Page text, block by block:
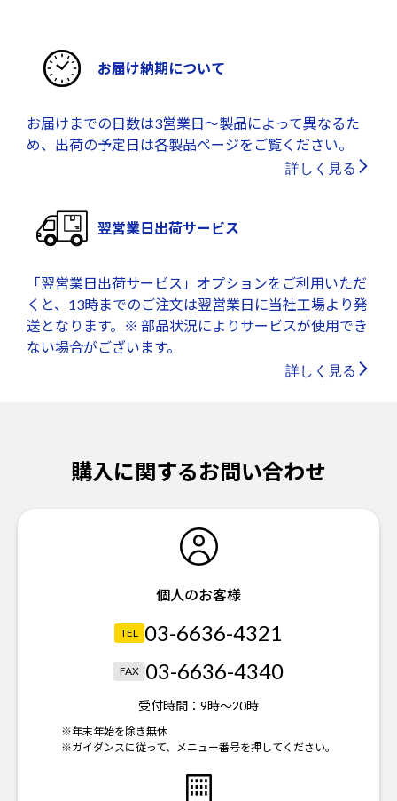
お届け納期について
お届けまでの日数は3営業日～製品によって異なるた
め、出荷の予定日は各製品ページをご覧ください。
詳しく見る
翌営業日出荷サービス
「翌営業日出荷サービス」オプションをご利用いただ
くと、13時までのご注文は翌営業日に当社工場より発
送となります。※ 部品状況によりサービスが使用でき
ない場合がございます。
詳しく見る
購入に関するお問い合わせ
個人のお客様
TEL 03-6636-4321
FAX 03-6636-4340
受付時間： 9時～20時
※年末年始を除き無休
※ガイダンスに従って、メニュー番号を押してください。